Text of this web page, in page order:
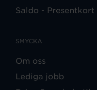
Saldo - Presentkort
SMYCKA
Om oss
Lediga jobb